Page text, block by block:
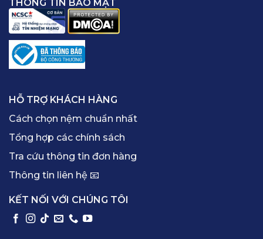
THÔNG TIN BẢO MẬT
HỖ TRỢ KHÁCH HÀNG
Cách chọn nệm chuẩn nhất
Tổng hợp các chính sách
Tra cứu thông tin đơn hàng
Thông tin liên hệ 📧
KẾT NỐI VỚI CHÚNG TÔI